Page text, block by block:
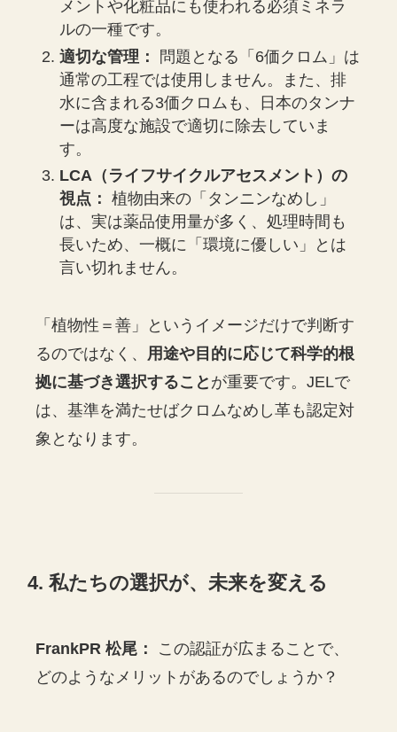
メントや化粧品にも使われる必須ミネラ
ルの一種です。
適切な管理：
問題となる「6価クロム」は
通常の工程では使用しません。また、排
水に含まれる3価クロムも、日本のタンナ
ーは高度な施設で適切に除去していま
す。
LCA（ライフサイクルアセスメント）の
視点： 植物由来の「タンニンなめし」
は、実は薬品使用量が多く、処理時間も
長いため、一概に「環境に優しい」とは
言い切れません。
「植物性＝善」というイメージだけで判断す
るのではなく、 用途や目的に応じて科学的根
拠に基づき選択すること が重要です。JELで
は、基準を満たせばクロムなめし革も認定対
象となります。
4. 私たちの選択が、未来を変える
FrankPR 松尾：
この認証が広まることで、
どのようなメリットがあるのでしょうか？